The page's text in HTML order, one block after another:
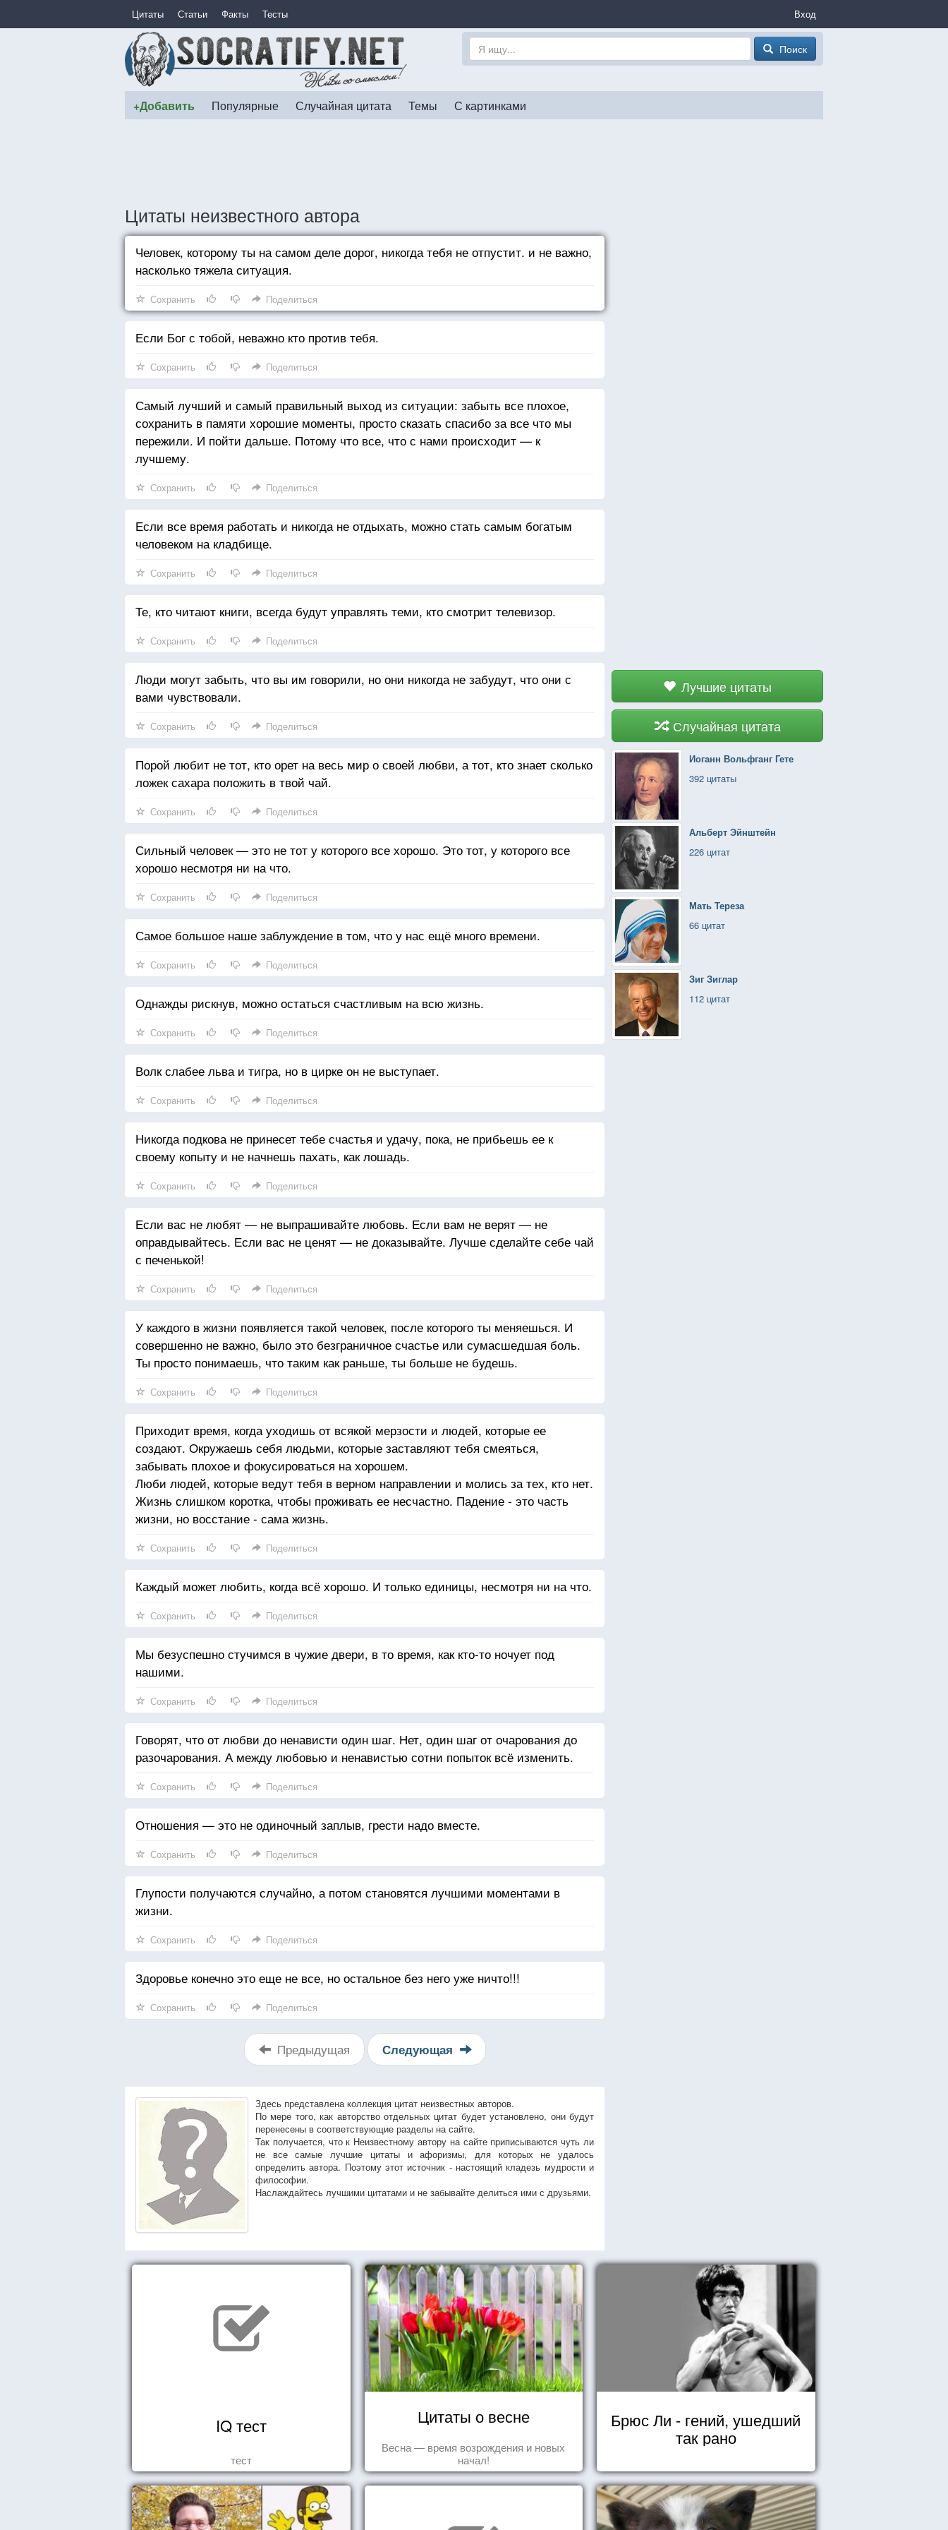
Цитаты Статьи Факты Тесты Вход
Поиск
+Добавить Популярные Случайная цитата Темы С картинками
Цитаты неизвестного автора
Лучшие цитаты
Случайная цитата
Иоганн Вольфганг Гете
392 цитаты
Альберт Эйнштейн
226 цитат
Мать Тереза
66 цитат
Зиг Зиглар
112 цитат
Человек, которому ты на самом деле дорог, никогда тебя не отпустит. и не важно,
насколько тяжела ситуация.
Сохранить Поделиться
Если Бог с тобой, неважно кто против тебя.
Сохранить Поделиться
Самый лучший и самый правильный выход из ситуации: забыть все плохое,
сохранить в памяти хорошие моменты, просто сказать спасибо за все что мы
пережили. И пойти дальше. Потому что все, что с нами происходит — к
лучшему.
Сохранить Поделиться
Если все время работать и никогда не отдыхать, можно стать самым богатым
человеком на кладбище.
Сохранить Поделиться
Те, кто читают книги, всегда будут управлять теми, кто смотрит телевизор.
Сохранить Поделиться
Люди могут забыть, что вы им говорили, но они никогда не забудут, что они с
вами чувствовали.
Сохранить Поделиться
Порой любит не тот, кто орет на весь мир о своей любви, а тот, кто знает сколько
ложек сахара положить в твой чай.
Сохранить Поделиться
Сильный человек — это не тот у которого все хорошо. Это тот, у которого все
хорошо несмотря ни на что.
Сохранить Поделиться
Самое большое наше заблуждение в том, что у нас ещё много времени.
Сохранить Поделиться
Однажды рискнув, можно остаться счастливым на всю жизнь.
Сохранить Поделиться
Волк слабее льва и тигра, но в цирке он не выступает.
Сохранить Поделиться
Никогда подкова не принесет тебе счастья и удачу, пока, не прибьешь ее к
своему копыту и не начнешь пахать, как лошадь.
Сохранить Поделиться
Если вас не любят — не выпрашивайте любовь. Если вам не верят — не
оправдывайтесь. Если вас не ценят — не доказывайте. Лучше сделайте себе чай
с печенькой!
Сохранить Поделиться
У каждого в жизни появляется такой человек, после которого ты меняешься. И
совершенно не важно, было это безграничное счастье или сумасшедшая боль.
Ты просто понимаешь, что таким как раньше, ты больше не будешь.
Сохранить Поделиться
Приходит время, когда уходишь от всякой мерзости и людей, которые ее
создают. Окружаешь себя людьми, которые заставляют тебя смеяться,
забывать плохое и фокусироваться на хорошем.
Люби людей, которые ведут тебя в верном направлении и молись за тех, кто нет.
Жизнь слишком коротка, чтобы проживать ее несчастно. Падение - это часть
жизни, но восстание - сама жизнь.
Сохранить Поделиться
Каждый может любить, когда всё хорошо. И только единицы, несмотря ни на что.
Сохранить Поделиться
Мы безуспешно стучимся в чужие двери, в то время, как кто-то ночует под
нашими.
Сохранить Поделиться
Говорят, что от любви до ненависти один шаг. Нет, один шаг от очарования до
разочарования. А между любовью и ненавистью сотни попыток всё изменить.
Сохранить Поделиться
Отношения — это не одиночный заплыв, грести надо вместе.
Сохранить Поделиться
Глупости получаются случайно, а потом становятся лучшими моментами в
жизни.
Сохранить Поделиться
Здоровье конечно это еще не все, но остальное без него уже ничто!!!
Сохранить Поделиться
Предыдущая Следующая
Здесь представлена коллекция цитат неизвестных авторов.
По мере того, как авторство отдельных цитат будет установлено, они будут
перенесены в соответствующие разделы на сайте.
Так получается, что к Неизвестному автору на сайте приписываются чуть ли
не все самые лучшие цитаты и афоризмы, для которых не удалось
определить автора. Поэтому этот источник - настоящий кладезь мудрости и
философии.
Наслаждайтесь лучшими цитатами и не забывайте делиться ими с друзьями.
IQ тест
тест
Цитаты о весне
Весна — время возрождения и новых
начал!
Брюс Ли - гений, ушедший
так рано